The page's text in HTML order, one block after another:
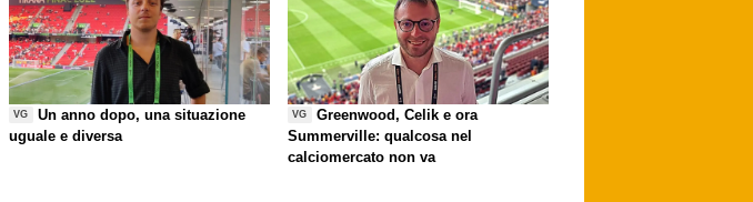
VG
Un anno dopo, una situazione
uguale e diversa
VG
Greenwood, Celik e ora
Summerville: qualcosa nel
calciomercato non va